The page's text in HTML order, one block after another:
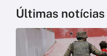
Últimas notícias